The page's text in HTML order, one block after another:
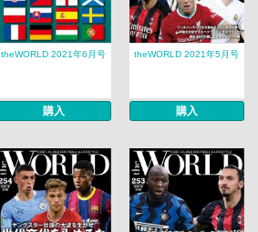
theWORLD 2021年6月号
購入
theWORLD 2021年5月号
購入